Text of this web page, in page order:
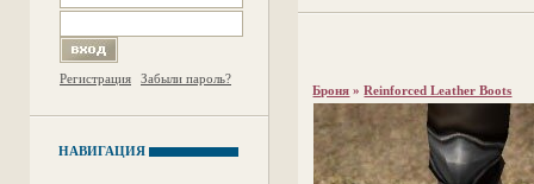
Регистрация Забыли пароль?
НАВИГАЦИЯ
Броня »Reinforced Leather Boots